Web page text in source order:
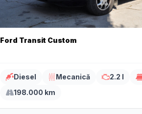
Ford Transit Custom
Diesel Mecanică 2.2 l
198.000 km